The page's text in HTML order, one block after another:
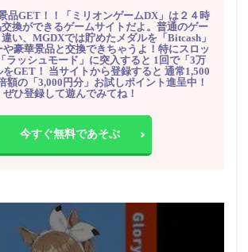
品GET！！「ミリオンゲームDX」は２４時
換ができるゲームサイトだよ。普通のゲー
い、MGDXでは貯めたメダルを「Bitcash」
豪華景品と交換できちゃうよ！特にスロッ
ラッシュモード」に突入すると 1回で「3万
をGET！ 当サイトから登録すると 通常1,500
額の「3,000円分」お試しポイント進呈中！
ぜひ登録して遊んでみてね！
今すぐ無料であそぶ